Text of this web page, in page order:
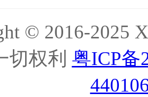
© 2016-2025
切权利 粤ICP备